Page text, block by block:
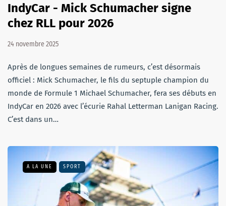
IndyCar - Mick Schumacher signe
chez RLL pour 2026
24 novembre 2025
Après de longues semaines de rumeurs, c’est désormais
officiel : Mick Schumacher, le fils du septuple champion du
monde de Formule 1 Michael Schumacher, fera ses débuts en
IndyCar en 2026 avec l’écurie Rahal Letterman Lanigan Racing.
C’est dans un…
A LA UNE SPORT